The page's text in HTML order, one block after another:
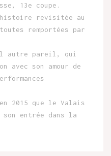
13e coupe.
revisitée au
remportées par
autre pareil, qui
avec son amour de
2015 que le Valais
entrée dans la